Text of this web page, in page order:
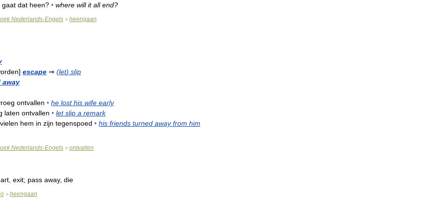
gaat dat heen? • where will it all end?
Nederlands-Engels > heengaan
] escape ⇒ (let) slip
away
ontvallen • he lost his wife early
laten ontvallen • let slip a remark
hem in zijn tegenspoed • his friends turned away from him
Nederlands-Engels > ontvallen
, exit; pass away, die
> heengaan